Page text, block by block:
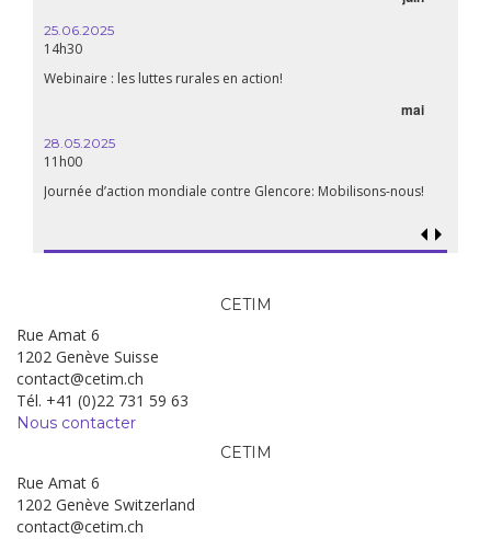
25.06.2025
14h30
Webinaire : les luttes rurales en action!
mai
28.05.2025
11h00
Journée d’action mondiale contre Glencore: Mobilisons-nous!
CETIM
Rue Amat 6
1202 Genève Suisse
contact@cetim.ch
Tél. +41 (0)22 731 59 63
Nous contacter
CETIM
Rue Amat 6
1202 Genève Switzerland
contact@cetim.ch